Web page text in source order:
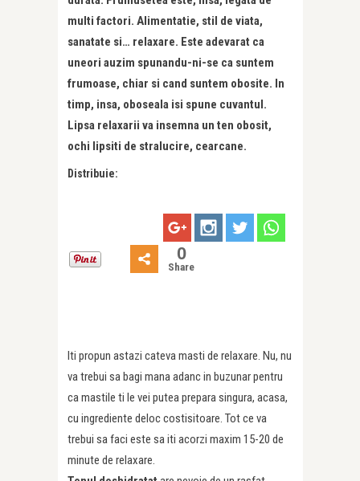
multi factori. Alimentatie, stil de viata,
sanatate si… relaxare. Este adevarat ca
uneori auzim spunandu-ni-se ca suntem
frumoase, chiar si cand suntem obosite. In
timp, insa, oboseala isi spune cuvantul.
Lipsa relaxarii va insemna un ten obosit,
ochi lipsiti de stralucire, cearcane.
Distribuie:
0
Share
Iti propun astazi cateva masti de relaxare. Nu, nu
va trebui sa bagi mana adanc in buzunar pentru
ca mastile ti le vei putea prepara singura, acasa,
cu ingrediente deloc costisitoare. Tot ce va
trebui sa faci este sa iti acorzi maxim 15-20 de
minute de relaxare.